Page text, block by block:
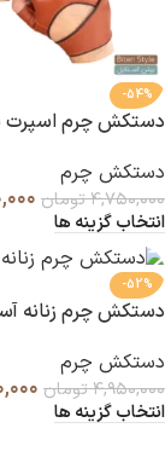
-54%
دستکش چرم اسپرت
دستکش چرم
۴,۷۵۰,۰۰۰تومان
انتخاب گزینه ها
-52%
دستکش چرم زنانه
دستکش چرم
۴,۹۵۰,۰۰۰تومان
انتخاب گزینه ها